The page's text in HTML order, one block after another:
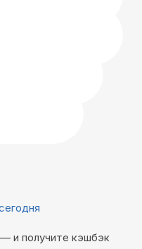
— и получите кэшбэк